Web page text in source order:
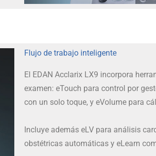
Flujo de trabajo inteligente
El EDAN Acclarix LX9 incorpora
examen: eTouch para control por
con un solo toque, y eVolume para
Incluye además eLV para análisis
obstétricas automáticas y eLearn